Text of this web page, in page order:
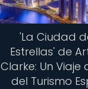
'La Ciudad
Estrellas' de
Clarke: Un Viaje
del Turismo